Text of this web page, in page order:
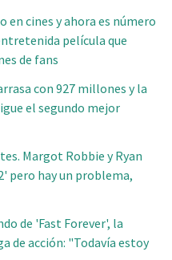
en cines y ahora es número
película que
de fans
con 927 millones y la
el segundo mejor
Margot Robbie y Ryan
pero hay un problema,
de 'Fast Forever', la
de acción: "Todavía estoy